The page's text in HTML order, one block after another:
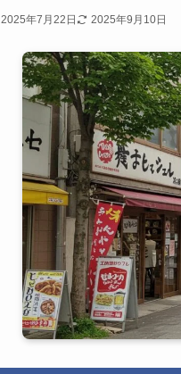
2025年7月22日 2025年9月10日